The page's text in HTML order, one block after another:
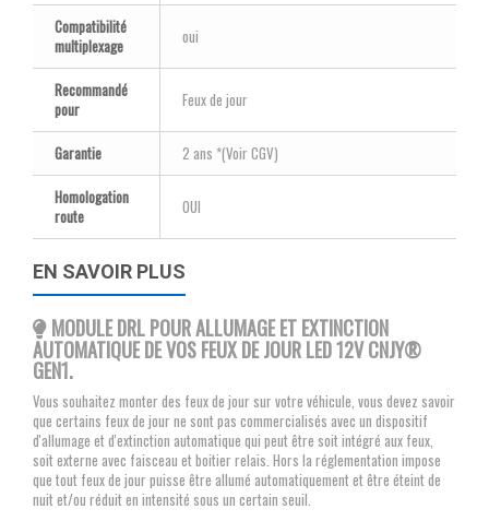
Compatibilité
multiplexage
oui
Recommandé
pour
Feux de jour
Garantie
2 ans *(Voir CGV)
Homologation
route
OUI
EN SAVOIR PLUS
MODULE DRL POUR ALLUMAGE ET EXTINCTION
AUTOMATIQUE DE VOS FEUX DE JOUR LED 12V CNJY®
GEN1.
Vous souhaitez monter des feux de jour sur votre véhicule, vous devez savoir
que certains feux de jour ne sont pas commercialisés avec un dispositif
d'allumage et d'extinction automatique qui peut être soit intégré aux feux,
soit externe avec faisceau et boitier relais. Hors la réglementation impose
que tout feux de jour puisse être allumé automatiquement et être éteint de
nuit et/ou réduit en intensité sous un certain seuil.